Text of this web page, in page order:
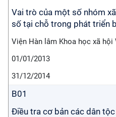
Vai trò của một số nhóm
số tại chỗ trong phát triển
Viện Hàn lâm Khoa học xã hội
01/01/2013
31/12/2014
B01
Điều tra cơ bản các dân